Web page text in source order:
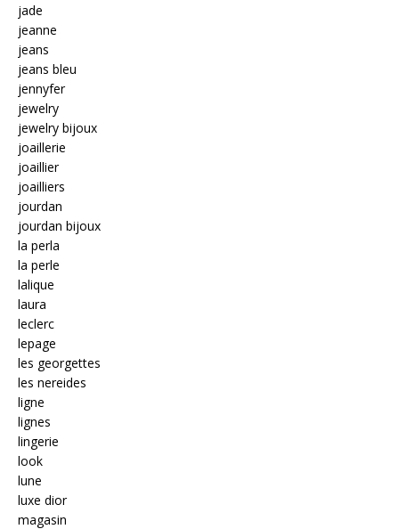
jade
jeanne
jeans
jeans bleu
jennyfer
jewelry
jewelry bijoux
joaillerie
joaillier
joailliers
jourdan
jourdan bijoux
la perla
la perle
lalique
laura
leclerc
lepage
les georgettes
les nereides
ligne
lignes
lingerie
look
lune
luxe dior
magasin